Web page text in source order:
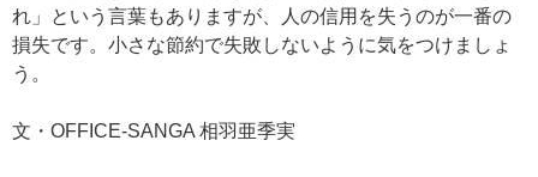
れ」という言葉もありますが、人の信用を失うのが一番の
損失です。小さな節約で失敗しないように気をつけましょ
う。
文・OFFICE-SANGA 相羽亜季実